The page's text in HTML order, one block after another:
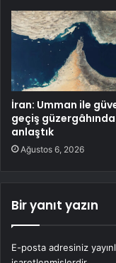
İran: Umman ile
geçiş güzergâhında
anlaştık
Ağustos 6, 2026
Bir yanıt yazın
E-posta adresiniz